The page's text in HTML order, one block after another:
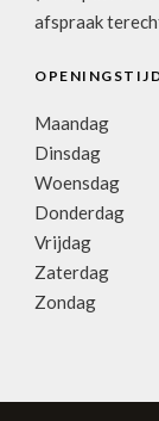
afspraak
Maandag
Dinsdag
Woensdag
Donderdag
Vrijdag
Zaterdag
Zondag